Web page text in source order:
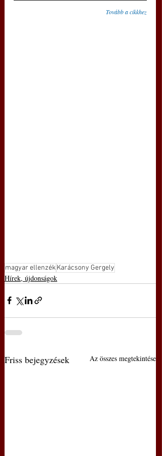
Tovább a cikkhez
magyar ellenzékKarácsony Gergely
Hírek, újdonságok
Friss bejegyzések Az összes megtekintése